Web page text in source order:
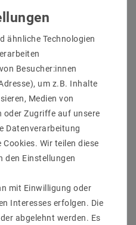
Miboxer E2-ZR 2 in 1
Controller Zigbee
3.0+2.4G einfarbige /
CCT
29,13 €
ähnliche Technologien
Besucher:innen
um z.B. Inhalte
Medien von
oder Zugriffe auf unsere
Datenverarbeitung
Wir teilen diese
den Einstellungen
mit Einwilligung oder
Interesses erfolgen. Die
abgelehnt werden. Es